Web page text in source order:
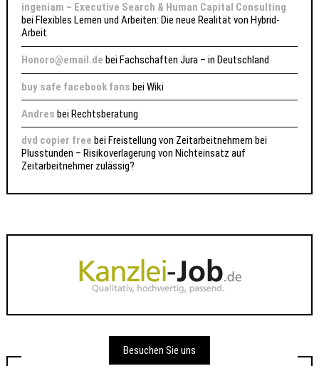
ingeniam – Executive Search & Human Capital Consulting
bei Flexibles Lernen und Arbeiten: Die neue Realität von Hybrid-
Arbeit
Honoro@email.de beiFachschaften Jura – in Deutschland
buy safe facebook fans beiWiki
Andres beiRechtsberatung
dvd copier free bei Freistellung von Zeitarbeitnehmern bei
Plusstunden – Risikoverlagerung von Nichteinsatz auf
Zeitarbeitnehmer zulässig?
Besuchen Sie uns